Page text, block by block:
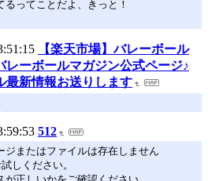
るってことだよ、きっと！
【楽天市場】バレーボール
レーボールマガジン公式ページ♪
最新情報お送りします
512
ジまたはファイルは存在しません
しください。